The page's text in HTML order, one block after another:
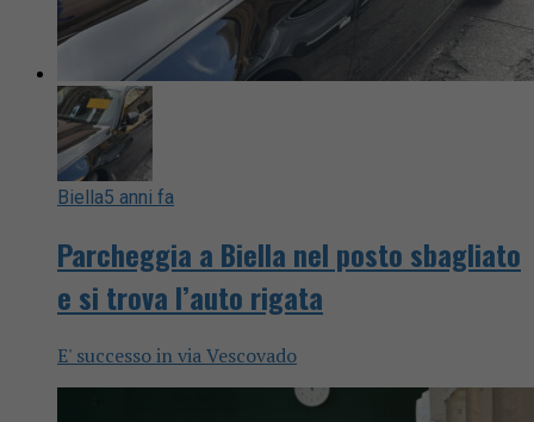
Biella5 anni fa
Parcheggia a Biella nel posto sbagliato
e si trova l’auto rigata
E' successo in via Vescovado